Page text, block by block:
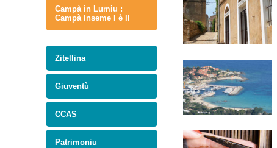
Campà in Lumiu :
Campà Inseme I è II
Zitellina
Giuventù
CCAS
Patrimoniu